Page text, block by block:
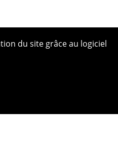
du site grâce au logiciel